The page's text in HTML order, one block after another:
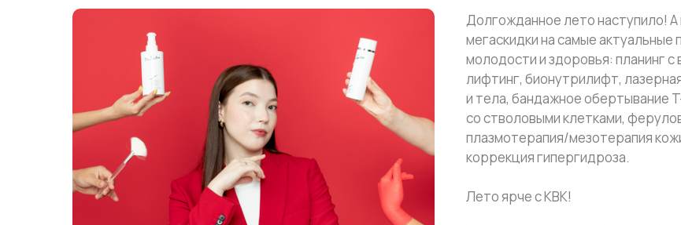
Долгожданное лето наступило!
мегаскидки на самые
молодости и здоровья: планинг
лифтинг, бионутрилифт,
и тела, бандажное обертывание
со стволовыми клетками,
плазмотерапия/мезотерапия
коррекция гипергидроза.
Лето ярче с КВК!